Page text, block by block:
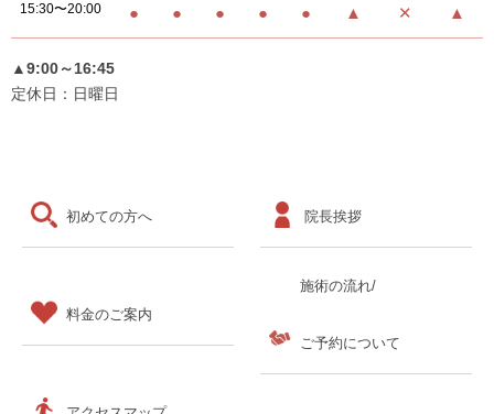
初めての方へ 院長挨拶
料金のご案内
施術の流れ/
ご予約について
15:30〜20:00 ● ● ● ● ● ▲ ✕ ▲
▲9:00～16:45
定休日：日曜日